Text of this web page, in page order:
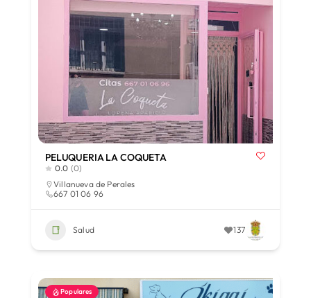
Contacto
PELUQUERIA LA COQUETA
0.0 (0)
Villanueva de Perales
667 01 06 96
Salud 137
Populares